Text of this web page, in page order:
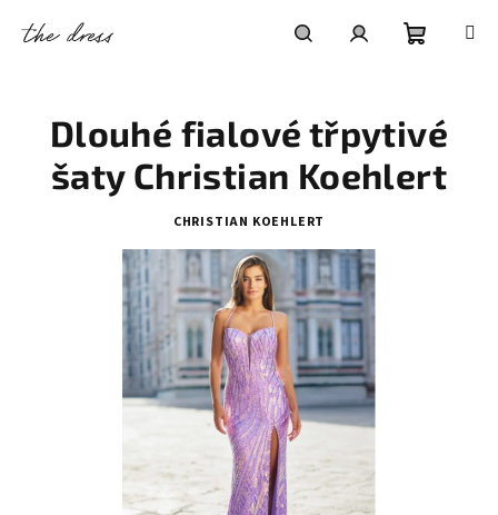
košík
Dlouhé fialové třpytivé
šaty Christian Koehlert
CHRISTIAN KOEHLERT